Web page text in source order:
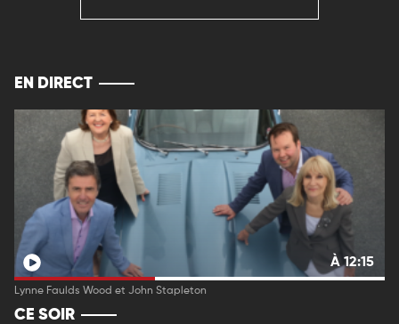
EN DIRECT
À 12:15
Lynne Faulds Wood et John Stapleton
CE SOIR